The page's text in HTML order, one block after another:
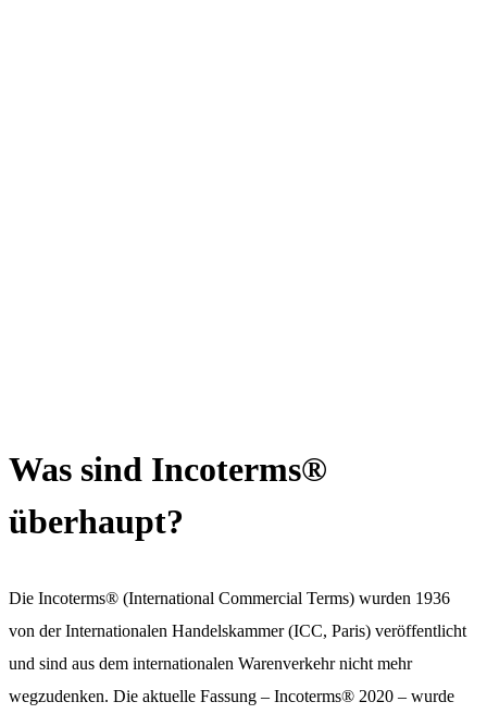
Was sind Incoterms®
überhaupt?
Die Incoterms® (International Commercial Terms) wurden 1936
von der Internationalen Handelskammer (ICC, Paris) veröffentlicht
und sind aus dem internationalen Warenverkehr nicht mehr
wegzudenken. Die aktuelle Fassung – Incoterms® 2020 – wurde